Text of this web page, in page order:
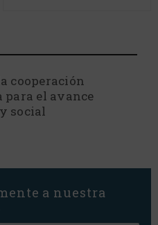
cooperación
el avance
social
a nuestra